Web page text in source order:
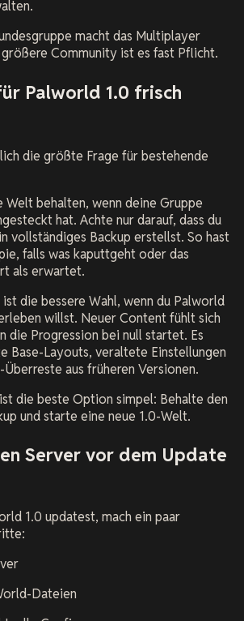
macht das Multiplayer
Community ist es fast Pflicht.
Palworld 1.0 frisch
die größte Frage für bestehende
Welt behalten, wenn deine Gruppe
hat. Achte nur darauf, dass du
vollständiges Backup erstellst. So hast
falls was kaputtgeht oder das
als erwartet.
die bessere Wahl, wenn du Palworld
willst. Neuer Content fühlt sich
die Progression bei null startet. Es
Base-Layouts, veraltete Einstellungen
aus früheren Versionen.
die beste Option simpel: Behalte den
und starte eine neue 1.0-Welt.
Server vor dem Update
1.0 updatest, mach ein paar
Dateien